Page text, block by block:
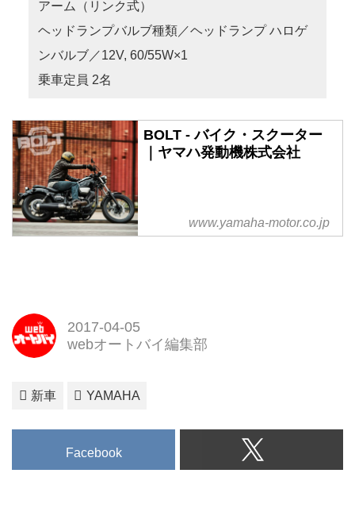
アーム（リンク式）
ヘッドランプバルブ種類／ヘッドランプ ハロゲ
ンバルブ／12V, 60/55W×1
乗車定員 2名
BOLT - バイク・スクーター
｜ヤマハ発動機株式会社
www.yamaha-motor.co.jp
2017-04-05
webオートバイ編集部
新車 YAMAHA
Facebook